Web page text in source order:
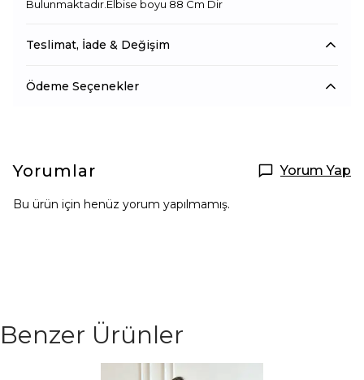
Bulunmaktadır.Elbise boyu 88 Cm Dir
Teslimat, İade & Değişim
Ödeme Seçenekler
Yorumlar Yorum Yap
Bu ürün için henüz yorum yapılmamış.
Benzer Ürünler